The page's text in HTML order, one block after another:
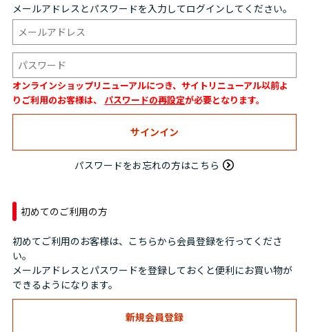
メールアドレスとパスワードを入力してログインしてください。
オンラインショップリニューアルにつき、サイトリニューアル以前よ
りご利用のお客様は、 パスワードの再設定が必要となります。
パスワードをお忘れの方はこちら
初めてのご利用の方
初めてご利用のお客様は、こちらから会員登録を行ってくださ
い。
メールアドレスとパスワードを登録しておくと便利にお買い物が
できるようになります。